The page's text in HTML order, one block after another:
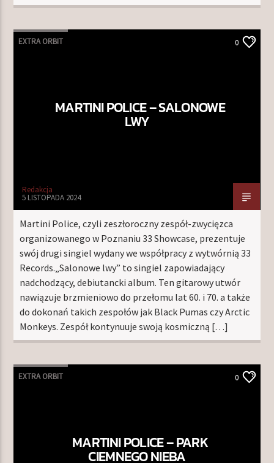
EXTRA ORBIT 0
MARTINI POLICE – SALONOWE
LWY
Redakcja
5 LISTOPADA 2024
Martini Police, czyli zeszłoroczny zespół-zwycięzca
organizowanego w Poznaniu 33 Showcase, prezentuje
swój drugi singiel wydany we współpracy z wytwórnią 33
Records.„Salonowe lwy” to singiel zapowiadający
nadchodzący, debiutancki album. Ten gitarowy utwór
nawiązuje brzmieniowo do przełomu lat 60. i 70. a także
do dokonań takich zespołów jak Black Pumas czy Arctic
Monkeys. Zespół kontynuuje swoją kosmiczną […]
EXTRA ORBIT 0
MARTINI POLICE – PARK
CIEMNEGO NIEBA